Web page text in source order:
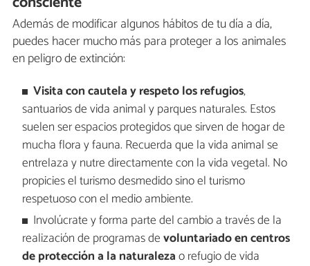
Además de modificar algunos hábitos de tu día a día,
puedes hacer mucho más para proteger a los animales
en peligro de extinción:
Visita con cautela y respeto los refugios,
santuarios de vida animal y parques naturales. Estos
suelen ser espacios protegidos que sirven de hogar de
mucha flora y fauna. Recuerda que la vida animal se
entrelaza y nutre directamente con la vida vegetal. No
propicies el turismo desmedido sino el turismo
respetuoso con el medio ambiente.
Involúcrate y forma parte del cambio a través de la
realización de programas devoluntariado en centros
de protección a la naturalezao refugio de vida